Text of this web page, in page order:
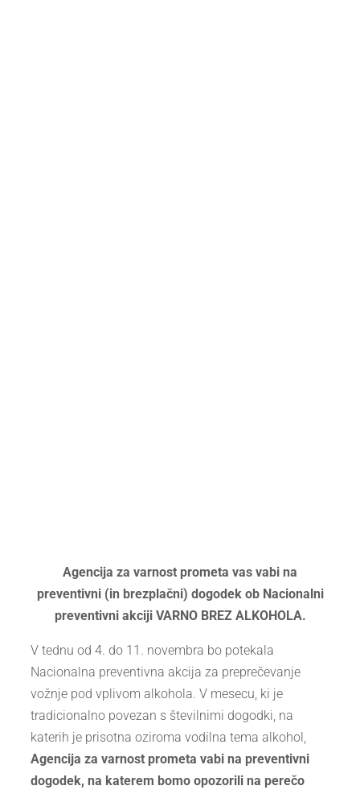
Agencija za varnost prometa vas vabi na
preventivni (in brezplačni) dogodek ob Nacionalni
preventivni akciji VARNO BREZ ALKOHOLA.
V tednu od 4. do 11. novembra bo potekala
Nacionalna preventivna akcija za preprečevanje
vožnje pod vplivom alkohola. V mesecu, ki je
tradicionalno povezan s številnimi dogodki, na
katerih je prisotna oziroma vodilna tema alkohol,
Agencija za varnost prometa vabi na preventivni
dogodek, na katerem bomo opozorili na perečo